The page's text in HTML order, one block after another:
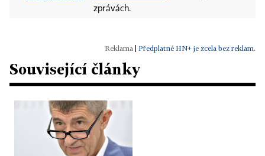
zprávách.
Předplatné HN+ je zcela bez reklam.
Související články